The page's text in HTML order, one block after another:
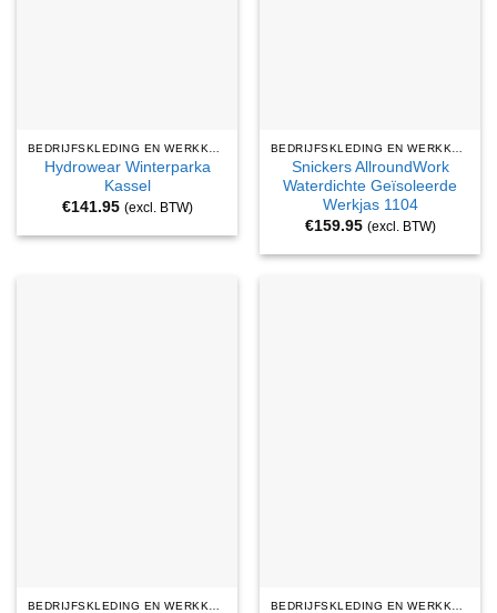
Hydrowear Winterparka
Kassel
€141.95 (excl. BTW)
Snickers AllroundWork
Waterdichte Geïsoleerde
Werkjas 1104
€159.95 (excl. BTW)